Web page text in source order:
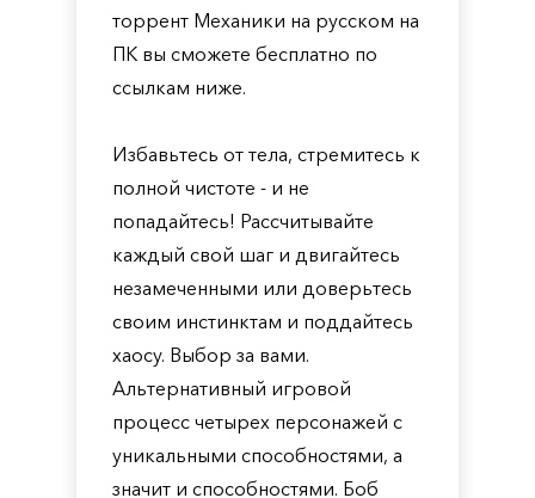
торрент Механики на русском на
ПК вы сможете бесплатно по
ссылкам ниже.
Избавьтесь от тела, стремитесь к
полной чистоте - и не
попадайтесь! Рассчитывайте
каждый свой шаг и двигайтесь
незамеченными или доверьтесь
своим инстинктам и поддайтесь
хаосу. Выбор за вами.
Альтернативный игровой
процесс четырех персонажей с
уникальными способностями, а
значит и способностями. Боб